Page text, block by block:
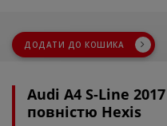
ДОДАТИ ДО КОШИКА
Audi A4 S-Line
повністю Hexis